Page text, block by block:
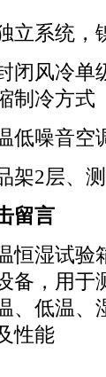
立系统，
闭风冷单
制冷方式
低噪音空
架2层、
留言
恒湿试验
备，用于
、低温、
性能